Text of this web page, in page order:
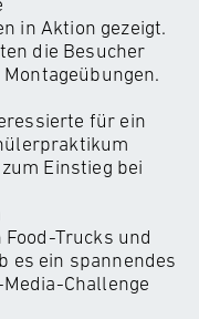
in Aktion gezeigt.
die Besucher
für ein
Einstieg bei
Trucks und
es ein spannendes
Challenge